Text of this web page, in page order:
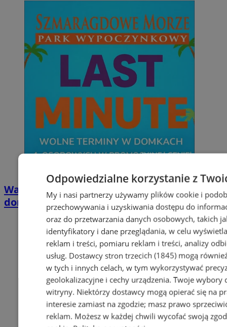
Wakacyjny wypoczynek nad Bałtykiem w
domkach Szmaragdowe Morze
Odpowiedzialne korzystanie z
My i nasi partnerzy używamy plików cookie i
przechowywania i uzyskiwania dostępu do
oraz do przetwarzania danych osobowych, takich
identyfikatory i dane przeglądania, w celu
reklam i treści, pomiaru reklam i treści, analizy
usług. Dostawcy stron trzecich (1845) mogą
w tych i innych celach, w tym wykorzystywać
geolokalizacyjne i cechy urządzenia. Twoje wybory
witryny. Niektórzy dostawcy mogą opierać się na
interesie zamiast na zgodzie; masz prawo
reklam. Możesz w każdej chwili wycofać swoją